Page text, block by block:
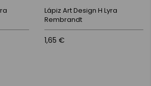
Lápiz Art Design H Lyra
Rembrandt
1,65 €